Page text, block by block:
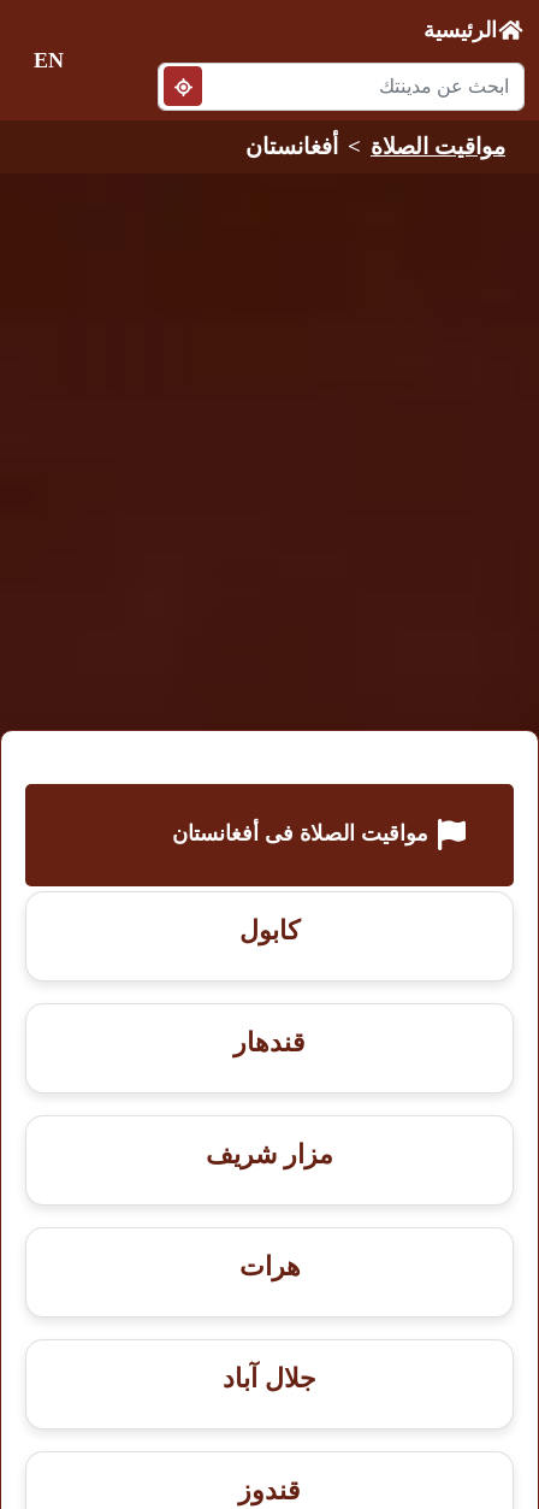
الرئيسية
EN
مواقيت الصلاة أفغانستان
مواقيت الصلاة فى أفغانستان
كابول
قندهار
مزار شريف
هرات
جلال آباد
قندوز